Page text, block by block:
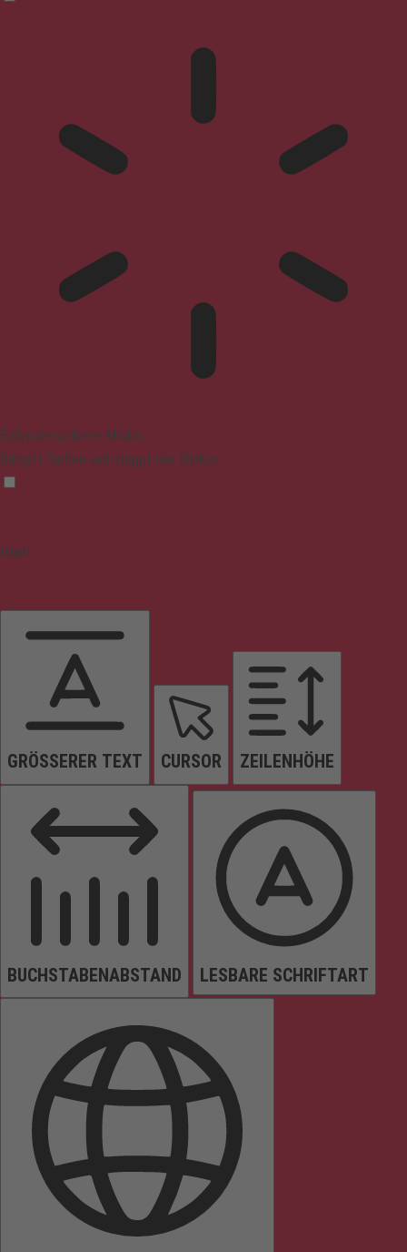
Epilepsie-sicherer Modus
Dämpft Farben und stoppt das Blinken
Inhalt
GRÖSSERER TEXT CURSOR ZEILENHÖHE
BUCHSTABENABSTAND LESBARE SCHRIFTART